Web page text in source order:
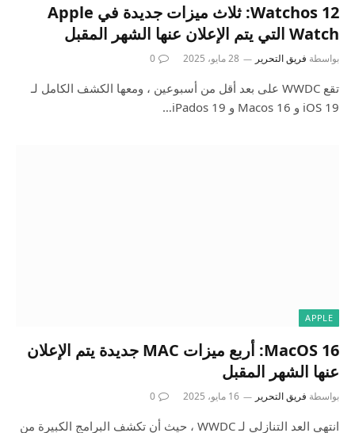
Watchos 12: ثلاث ميزات جديدة في Apple
Watch التي يتم الإعلان عنها الشهر المقبل
بواسطة فريق التحرير 28 مايو، 2025 0
تقع WWDC على بعد أقل من أسبوعين ، ومعها الكشف الكامل لـ
iOS 19 و Macos 16 و iPados 19…
APPLE
MacOS 16: أربع ميزات MAC جديدة يتم الإعلان
عنها الشهر المقبل
بواسطة فريق التحرير 16 مايو، 2025 0
انتهى العد التنازلي لـ WWDC ، حيث أن تكشف البرامج الكبيرة من